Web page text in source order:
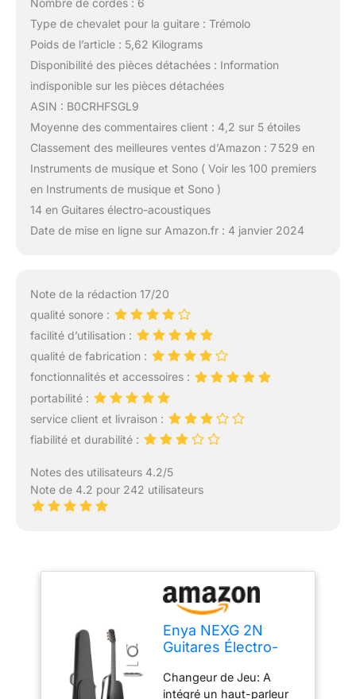
Nombre de cordes : 6
Type de chevalet pour la guitare : Trémolo
Poids de l’article : 5,62 Kilograms
Disponibilité des pièces détachées : Information
indisponible sur les pièces détachées
ASIN : B0CRHFSGL9
Moyenne des commentaires client : 4,2 sur 5 étoiles
Classement des meilleures ventes d’Amazon : 7 529 en
Instruments de musique et Sono ( Voir les 100 premiers
en Instruments de musique et Sono )
14 en Guitares électro-acoustiques
Date de mise en ligne sur Amazon.fr : 4 janvier 2024
Note de la rédaction 17/20
qualité sonore :
facilité d’utilisation :
qualité de fabrication :
fonctionnalités et accessoires :
portabilité :
service client et livraison :
fiabilité et durabilité :
Notes des utilisateurs 4.2/5
Note de 4.2 pour 242 utilisateurs
Enya NEXG 2N
Guitares Électro-
Guitare de Voyage
Changeur de Jeu: A
intégré un haut-parleur